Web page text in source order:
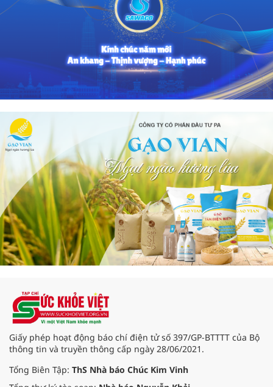
Giấy phép hoạt động báo chí điện tử số 397/GP-BTTTT của Bộ
thông tin và truyền thông cấp ngày 28/06/2021.
Tổng Biên Tập: ThS Nhà báo Chúc Kim Vinh